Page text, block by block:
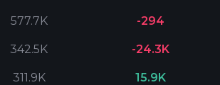
577.7K -294
342.5K -24.3K
311.9K 15.9K